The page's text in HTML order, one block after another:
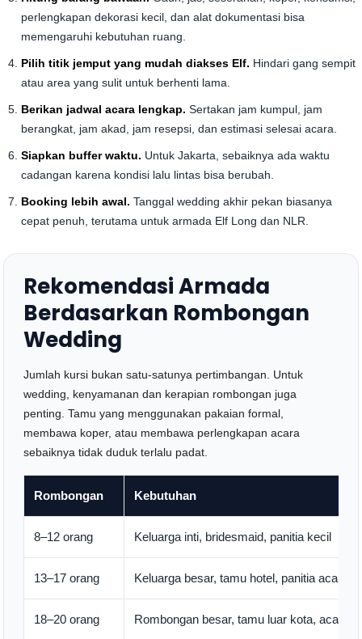
perlengkapan dekorasi kecil, dan alat dokumentasi bisa
memengaruhi kebutuhan ruang.
Pilih titik jemput yang mudah diakses Elf. Hindari gang sempit
atau area yang sulit untuk berhenti lama.
Berikan jadwal acara lengkap. Sertakan jam kumpul, jam
berangkat, jam akad, jam resepsi, dan estimasi selesai acara.
Siapkan buffer waktu. Untuk Jakarta, sebaiknya ada waktu
cadangan karena kondisi lalu lintas bisa berubah.
Booking lebih awal. Tanggal wedding akhir pekan biasanya
cepat penuh, terutama untuk armada Elf Long dan NLR.
Rekomendasi Armada
Berdasarkan Rombongan
Wedding
Jumlah kursi bukan satu-satunya pertimbangan. Untuk
wedding, kenyamanan dan kerapian rombongan juga
penting. Tamu yang menggunakan pakaian formal,
membawa koper, atau membawa perlengkapan acara
sebaiknya tidak duduk terlalu padat.
Rombongan Kebutuhan
8–12 orang Keluarga inti, bridesmaid, panitia kecil
13–17 orang Keluarga besar, tamu hotel, panitia acara
18–20 orang Rombongan besar, tamu luar kota, acara